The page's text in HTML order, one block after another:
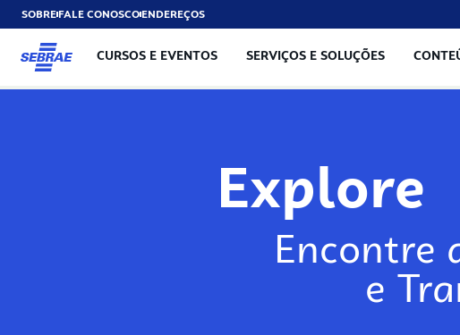
SOBREFALE CONOSCOENDEREÇOS
CURSOS E EVENTOS SERVIÇOS E SOLUÇÕES
Explore
Encontre
e